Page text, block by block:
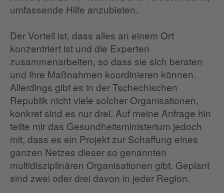
umfassende Hilfe anzubieten.
Der Vorteil ist, dass alles an einem Ort
konzentriert ist und die Experten
zusammenarbeiten, so dass sie sich beraten
und ihre Maßnahmen koordinieren können.
Allerdings gibt es in der Tschechischen
Republik nicht viele solcher Organisationen,
konkret sind es nur drei. Auf meine Anfrage hin
teilte mir das Gesundheitsministerium jedoch
mit, dass es ein Projekt zur Schaffung eines
ganzen Netzes dieser so genannten
multidisziplinären Organisationen gibt. Geplant
sind zwei oder drei davon in jeder Region.